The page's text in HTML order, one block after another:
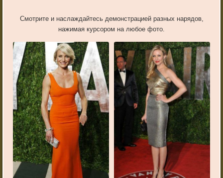
Смотрите и наслаждайтесь демонстрацией разных нарядов,
нажимая курсором на любое фото.